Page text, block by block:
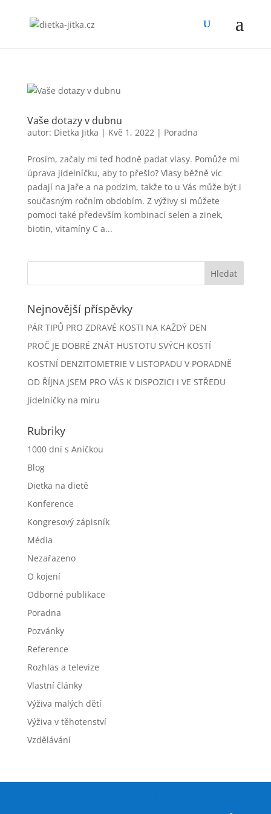
Vaše dotazy v dubnu
autor: Dietka Jitka | Kvě 1, 2022| Poradna
Prosím, začaly mi teď hodně padat vlasy. Pomůže mi
úprava jídelníčku, aby to přešlo? Vlasy běžně víc
padají na jaře a na podzim, takže to u Vás může být i
současným ročním obdobím. Z výživy si můžete
pomoci také především kombinací selen a zinek,
biotin, vitamíny C a...
Nejnovější příspěvky
PÁR TIPŮ PRO ZDRAVÉ KOSTI NA KAŽDÝ DEN
PROČ JE DOBRÉ ZNÁT HUSTOTU SVÝCH KOSTÍ
KOSTNÍ DENZITOMETRIE V LISTOPADU V PORADNĚ
OD ŘÍJNA JSEM PRO VÁS K DISPOZICI I VE STŘEDU
Jídelníčky na míru
Rubriky
1000 dní s Aničkou
Blog
Dietka na dietě
Konference
Kongresový zápisník
Média
Nezařazeno
O kojení
Odborné publikace
Poradna
Pozvánky
Reference
Rozhlas a televize
Vlastní články
Výživa malých dětí
Výživa v těhotenství
Vzdělávání